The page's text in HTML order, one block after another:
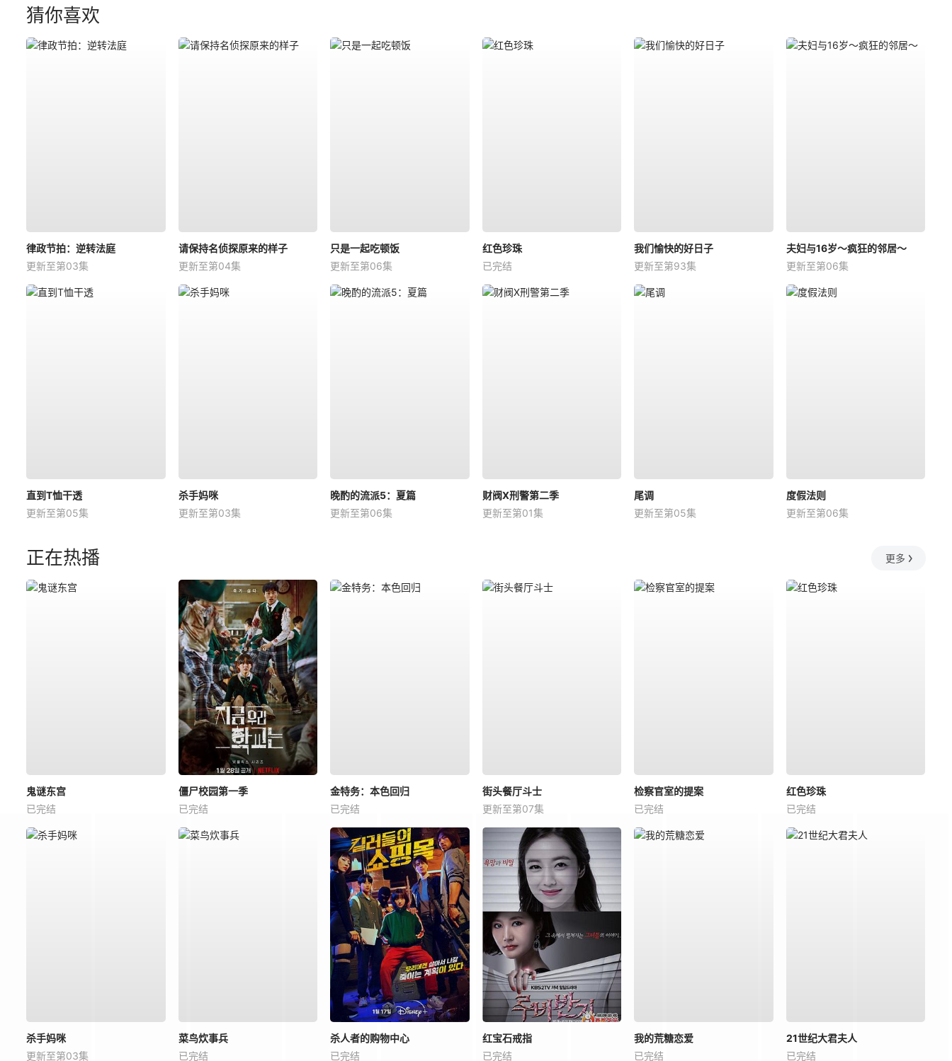
猜你喜欢
律政节拍：逆转法庭
更新至第03集
请保持名侦探原来的样子
更新至第04集
只是一起吃顿饭
更新至第06集
红色珍珠
已完结
我们愉快的好日子
更新至第93集
夫妇与16岁～疯狂的邻居～
更新至第06集
直到T恤干透
更新至第05集
杀手妈咪
更新至第03集
晚酌的流派5：夏篇
更新至第06集
财阀X刑警第二季
更新至第01集
尾调
更新至第05集
度假法则
更新至第06集
正在热播 更多
鬼谜东宫
已完结
僵尸校园第一季
已完结
金特务：本色回归
已完结
街头餐厅斗士
更新至第07集
检察官室的提案
已完结
红色珍珠
已完结
杀手妈咪
更新至第03集
菜鸟炊事兵
已完结
杀人者的购物中心
已完结
红宝石戒指
已完结
我的荒糖恋爱
已完结
21世纪大君夫人
已完结